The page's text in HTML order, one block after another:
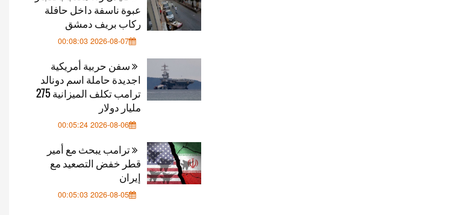
عبوة ناسفة داخل حافلة
ركاب بريف دمشق
2026-08-07 00:08:03
سفن حربية أمريكية
اجديدة حاملة اسم دونالد
ترامب تكلف الميزانية 275
مليار دولار
2026-08-06 00:05:24
ترامب يبحث مع أمير
قطر خفض التصعيد مع
إيران
2026-08-05 00:05:03